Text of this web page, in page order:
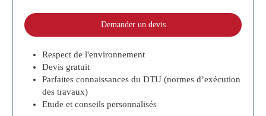
Demander un devis
Respect de l'environnement
Devis gratuit
Parfaites connaissances du DTU (normes d’exécution
des travaux)
Etude et conseils personnalisés